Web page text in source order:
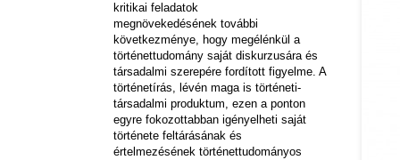
kritikai feladatok
megnövekedésének további
következménye, hogy megélénkül a
történettudomány saját diskurzusára és
társadalmi szerepére fordított figyelme. A
történetírás, lévén maga is történeti-
társadalmi produktum, ezen a ponton
egyre fokozottabban igényelheti saját
története feltárásának és
értelmezésének történettudományos